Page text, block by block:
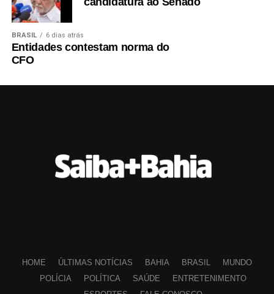
BRASIL 6 dias atrás
Entidades contestam norma do
CFO
HOME ÚLTIMAS NOTÍCIAS BAHIA BRASIL
MUNDO
POLÍCIA
POLÍTICA SAÚDE
ENTRETENIMENTO